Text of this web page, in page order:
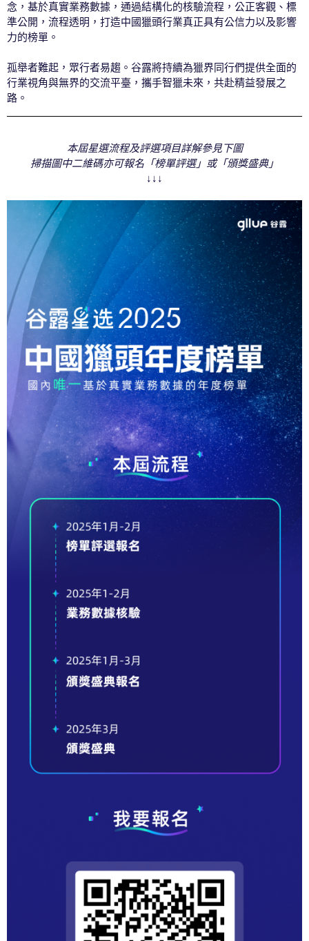
念，基於真實業務數據，通過結構化的核驗流程，公正客觀、標
準公開，流程透明，打造中國獵頭行業真正具有公信力以及影響
力的榜單。
孤舉者難起，眾行者易趨。谷露將持續為獵界同行們提供全面的
行業視角與無界的交流平臺，攜手智獵未來，共赴精益發展之
路。
本屆星選流程及評選項目詳解參見下圖
掃描圖中二維碼亦可報名「榜單評選」或「頒獎盛典」
↓↓↓